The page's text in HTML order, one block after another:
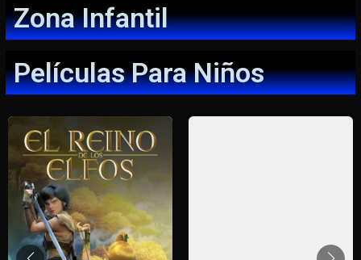
Zona Infantil
Películas Para Niños